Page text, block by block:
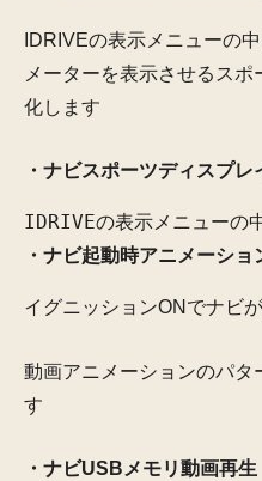
IDRIVEの表示メニューの
メーターを表示させるス
化します
・ナビスポーツディスプレ
IDRIVEの表示メニューの
・ナビ起動時アニメーショ
イグニッションONでナビ
動画アニメーションのパタ
す
・ナビUSBメモリ動画再生